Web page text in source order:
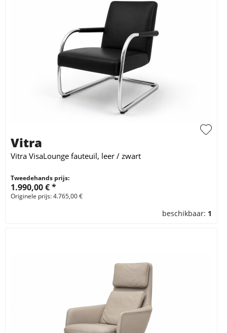
Vitra
Vitra VisaLounge fauteuil, leer / zwart
Tweedehands prijs:
1.990,00 € *
Originele prijs: 4.765,00 €
beschikbaar: 1